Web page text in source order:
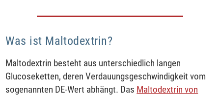
Was ist Maltodextrin?
Maltodextrin besteht aus unterschiedlich langen
Glucoseketten, deren Verdauungsgeschwindigkeit vom
sogenannten DE-Wert abhängt. Das Maltodextrin von